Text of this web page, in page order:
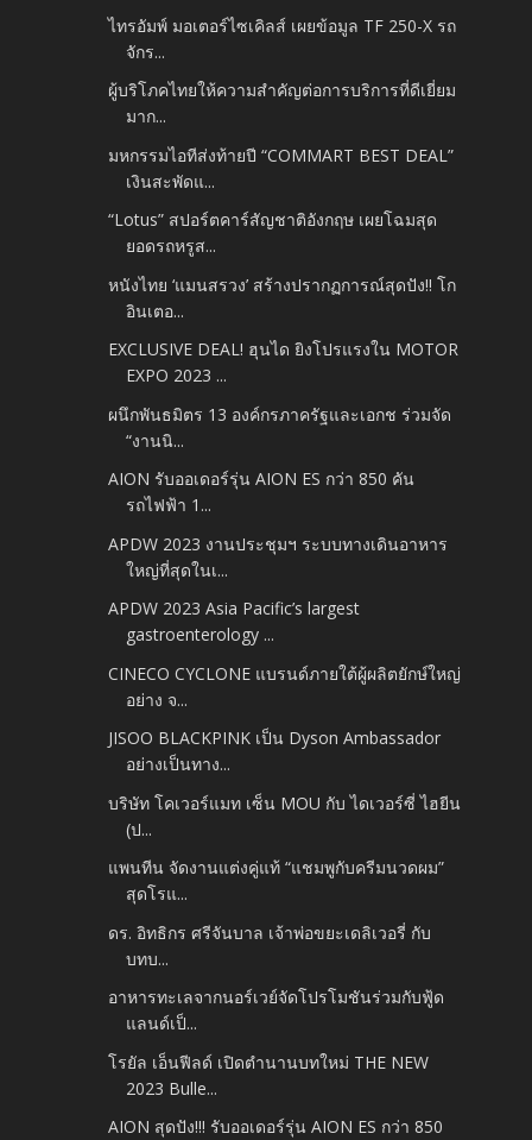
ไทรอัมพ์ มอเตอร์ไซเคิลส์ เผยข้อมูล TF 250-X รถ
จักร...
ผู้บริโภคไทยให้ความสำคัญต่อการบริการที่ดีเยี่ยม
มาก...
มหกรรมไอทีส่งท้ายปี “COMMART BEST DEAL”
เงินสะพัดแ...
“Lotus” สปอร์ตคาร์สัญชาติอังกฤษ เผยโฉมสุด
ยอดรถหรูส...
หนังไทย ‘แมนสรวง’ สร้างปรากฏการณ์สุดปัง!! โก
อินเตอ...
EXCLUSIVE DEAL! ฮุนได ยิงโปรแรงใน MOTOR
EXPO 2023 ...
ผนึกพันธมิตร 13 องค์กรภาครัฐและเอกช ร่วมจัด
“งานนิ...
AION รับออเดอร์รุ่น AION ES กว่า 850 คัน
รถไฟฟ้า 1...
APDW 2023 งานประชุมฯ ระบบทางเดินอาหาร
ใหญ่ที่สุดในเ...
APDW 2023 Asia Pacific’s largest
gastroenterology ...
CINECO CYCLONE แบรนด์ภายใต้ผู้ผลิตยักษ์ใหญ่
อย่าง จ...
JISOO BLACKPINK เป็น Dyson Ambassador
อย่างเป็นทาง...
บริษัท โคเวอร์แมท เซ็น MOU กับ ไดเวอร์ซี่ ไฮยีน
(ป...
แพนทีน จัดงานแต่งคู่แท้ “แชมพูกับครีมนวดผม”
สุดโรแ...
ดร. อิทธิกร ศรีจันบาล เจ้าพ่อขยะเดลิเวอรี่ กับ
บทบ...
อาหารทะเลจากนอร์เวย์จัดโปรโมชันร่วมกับฟู้ด
แลนด์เป็...
โรยัล เอ็นฟีลด์ เปิดตำนานบทใหม่ THE NEW
2023 Bulle...
AION สุดปัง!!! รับออเดอร์รุ่น AION ES กว่า 850